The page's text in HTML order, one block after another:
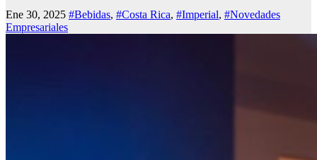
Ene 30, 2025 #Bebidas, #Costa Rica, #Imperial, #Novedades
Empresariales